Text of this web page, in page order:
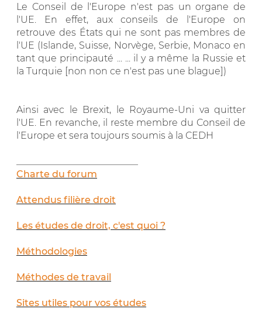
Le Conseil de l'Europe n'est pas un organe de
l'UE. En effet, aux conseils de l'Europe on
retrouve des États qui ne sont pas membres de
l'UE (Islande, Suisse, Norvège, Serbie, Monaco en
tant que principauté ... ... il y a même la Russie et
la Turquie [non non ce n'est pas une blague])
Ainsi avec le Brexit, le Royaume-Uni va quitter
l'UE. En revanche, il reste membre du Conseil de
l'Europe et sera toujours soumis à la CEDH
Charte du forum
Attendus filière droit
Les études de droit, c'est quoi ?
Méthodologies
Méthodes de travail
Sites utiles pour vos études